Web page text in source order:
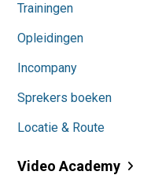
Trainingen
Opleidingen
Incompany
Sprekers boeken
Locatie & Route
Video Academy